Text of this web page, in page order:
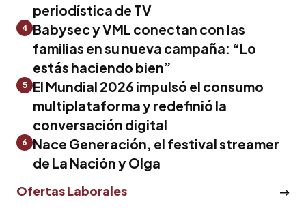
periodística de TV
4 Babysec y VML conectan con las
familias en su nueva campaña: “Lo
estás haciendo bien”
5
El Mundial 2026 impulsó el consumo
multiplataforma y redefinió la
conversación digital
6
Nace Generación, el festival streamer
de La Nación y Olga
Ofertas Laborales